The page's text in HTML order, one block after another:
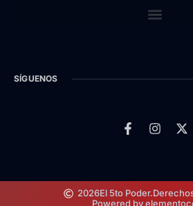
SÍGUENOS
2026El 5to Poder.
Powered by